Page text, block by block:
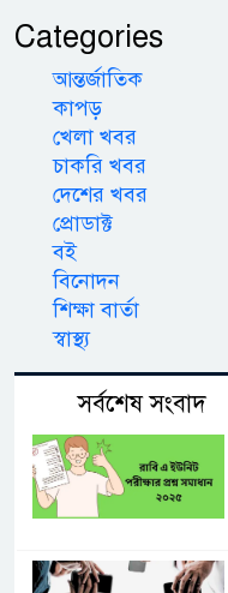
Categories
আন্তর্জাতিক
কাপড়
খেলা খবর
চাকরি খবর
দেশের খবর
প্রোডাক্ট
বই
বিনোদন
শিক্ষা বার্তা
স্বাস্থ্য
সর্বশেষ সংবাদ